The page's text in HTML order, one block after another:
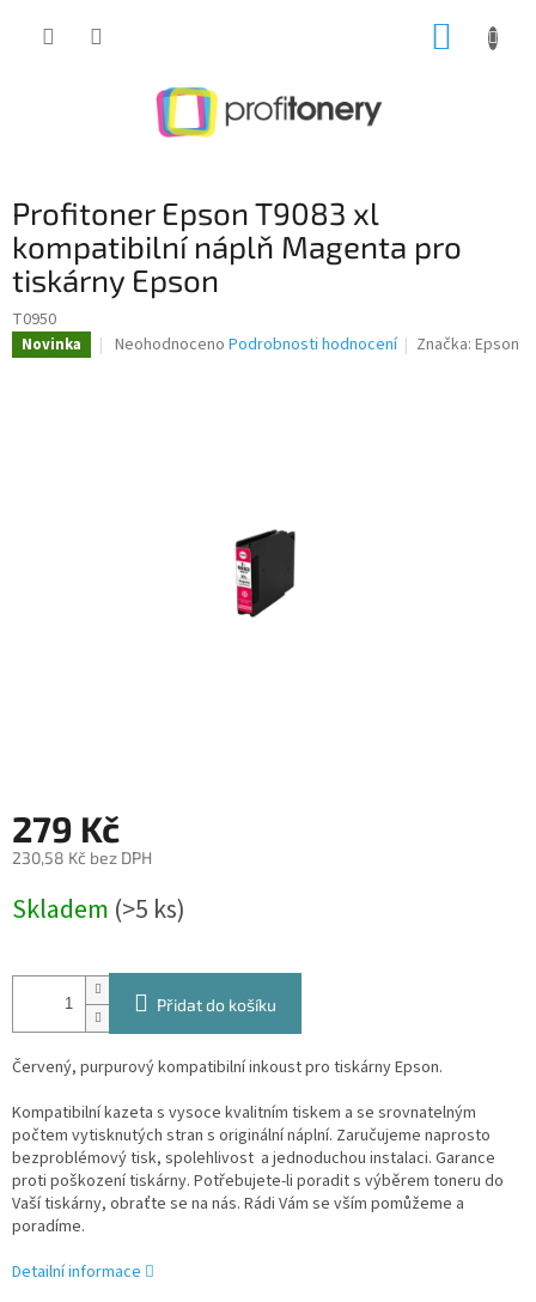
Profitoner Epson T9083 xl
kompatibilní náplň Magenta pro
tiskárny Epson
T0950
Novinka
Průměrné
Neohodnoceno Podrobnosti hodnocení Značka:Epson
279 Kč
230,58 Kč bez DPH
cena:
Skladem (>5 ks)
Přidat do košíku
Červený, purpurový kompatibilní inkoust pro tiskárny Epson.
Kompatibilní kazeta s vysoce kvalitním tiskem a se srovnatelným
počtem vytisknutých stran s originální náplní. Zaručujeme naprosto
bezproblémový tisk, spolehlivost a jednoduchou instalaci. Garance
proti poškození tiskárny. Potřebujete-li poradit s výběrem toneru do
Vaší tiskárny, obraťte se na nás. Rádi Vám se vším pomůžeme a
poradíme.
Detailní informace